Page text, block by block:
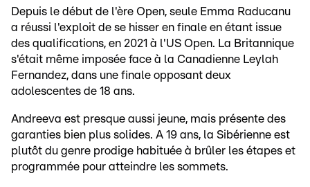
Depuis le début de l'ère Open, seule Emma Raducanu
a réussi l'exploit de se hisser en finale en étant issue
des qualifications, en 2021 à l'US Open. La Britannique
s'était même imposée face à la Canadienne Leylah
Fernandez, dans une finale opposant deux
adolescentes de 18 ans.
Andreeva est presque aussi jeune, mais présente des
garanties bien plus solides. A 19 ans, la Sibérienne est
plutôt du genre prodige habituée à brûler les étapes et
programmée pour atteindre les sommets.